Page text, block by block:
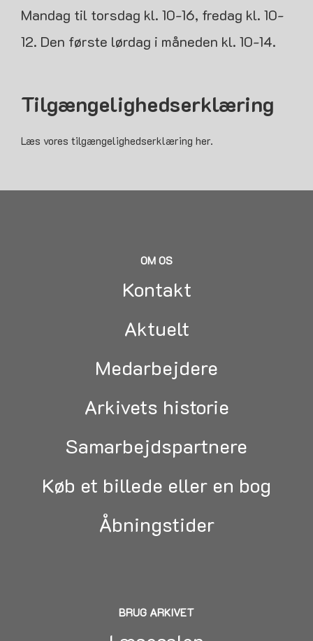
Mandag til torsdag kl. 10-16, fredag kl. 10-
12. Den første lørdag i måneden kl. 10-14.
Tilgængelighedserklæring
Læs vores tilgængelighedserklæring her.
OM OS
Kontakt
Aktuelt
Medarbejdere
Arkivets historie
Samarbejdspartnere
Køb et billede eller en bog
Åbningstider
BRUG ARKIVET